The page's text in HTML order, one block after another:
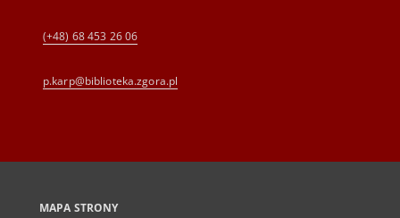
(+48) 68 453 26 06
p.karp@biblioteka.zgora.pl
MAPA STRONY